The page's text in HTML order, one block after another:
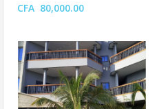
CFA 80,000.00